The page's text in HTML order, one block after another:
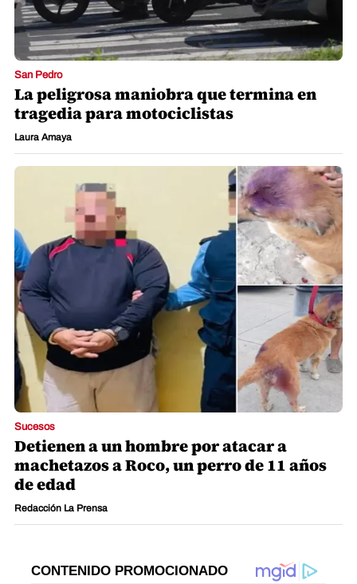
San Pedro
La peligrosa maniobra que termina en
tragedia para motociclistas
Laura Amaya
Sucesos
Detienen a un hombre por atacar a
machetazos a Roco, un perro de 11 años
de edad
Redacción La Prensa